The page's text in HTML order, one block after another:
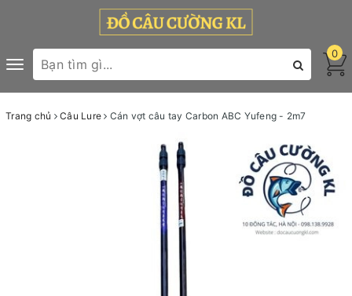
Toggle
navigation
0
Trang chủ Câu Lure Cán vợt câu tay Carbon ABC Yufeng - 2m7